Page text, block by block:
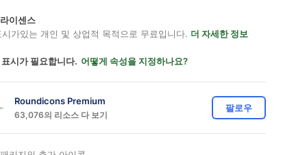
이센스
가있는 개인 및 상업적 목적으로 무료입니다. 더 자세한 정보
시가 필요합니다. 어떻게 속성을 지정하나요?
Roundicons Premium
63,076의 리소스 다 보기
팔로우